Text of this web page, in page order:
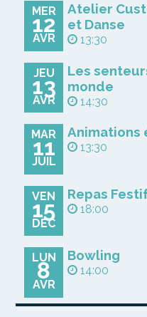
MER
12
AVR
Atelier
et Danse
13:30
JEU
13
AVR
Les
monde
14:30
MAR
11
JUIL
Animations
13:30
VEN
15
DÉC
Repas
18:00
LUN
8
AVR
Bowling
14:00